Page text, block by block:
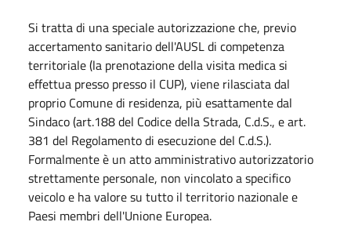
Si tratta di una speciale autorizzazione che, previo
accertamento sanitario dell'AUSL di competenza
territoriale (la prenotazione della visita medica si
effettua presso presso il CUP), viene rilasciata dal
proprio Comune di residenza, più esattamente dal
Sindaco (art.188 del Codice della Strada, C.d.S., e art.
381 del Regolamento di esecuzione del C.d.S.).
Formalmente è un atto amministrativo autorizzatorio
strettamente personale, non vincolato a specifico
veicolo e ha valore su tutto il territorio nazionale e
Paesi membri dell'Unione Europea.